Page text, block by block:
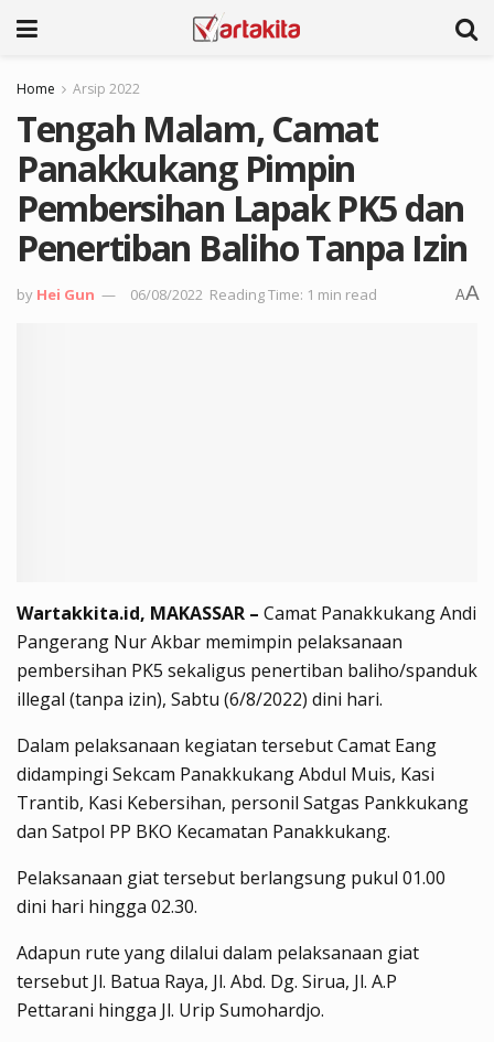
Home Arsip 2022
Tengah Malam, Camat
Panakkukang Pimpin
Pembersihan Lapak PK5 dan
Penertiban Baliho Tanpa Izin
by Hei Gun 06/08/2022 Reading Time: 1 min read AA
Wartakkita.id, MAKASSAR – Camat Panakkukang Andi
Pangerang Nur Akbar memimpin pelaksanaan
pembersihan PK5 sekaligus penertiban baliho/spanduk
illegal (tanpa izin), Sabtu (6/8/2022) dini hari.
Dalam pelaksanaan kegiatan tersebut Camat Eang
didampingi Sekcam Panakkukang Abdul Muis, Kasi
Trantib, Kasi Kebersihan, personil Satgas Pankkukang
dan Satpol PP BKO Kecamatan Panakkukang.
Pelaksanaan giat tersebut berlangsung pukul 01.00
dini hari hingga 02.30.
Adapun rute yang dilalui dalam pelaksanaan giat
tersebut Jl. Batua Raya, Jl. Abd. Dg. Sirua, Jl. A.P
Pettarani hingga Jl. Urip Sumohardjo.